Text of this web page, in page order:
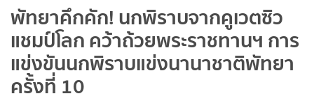
พัทยาคึกคัก! นกพิราบจากคูเวตซิว
แชมป์โลก คว้าถ้วยพระราชทานฯ การ
แข่งขันนกพิราบแข่งนานาชาติพัทยา
ครั้งที่ 10